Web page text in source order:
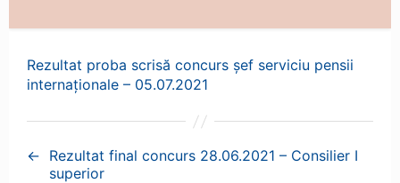
Rezultat proba scrisă concurs șef serviciu pensii
internaționale – 05.07.2021
← Rezultat final concurs 28.06.2021 – Consilier I
superior